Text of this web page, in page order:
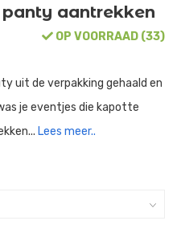
aantrekken
OP VOORRAAD (33)
uit de verpakking gehaald en
je eventjes die kapotte
Lees meer..